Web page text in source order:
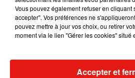
Vous pouvez également refuser en cliquant
accepter". Vos préférences ne
pouvez mettre à jour vos choix, ou retirer
moment via le lien "Gérer les cookies" situé
Accepter et